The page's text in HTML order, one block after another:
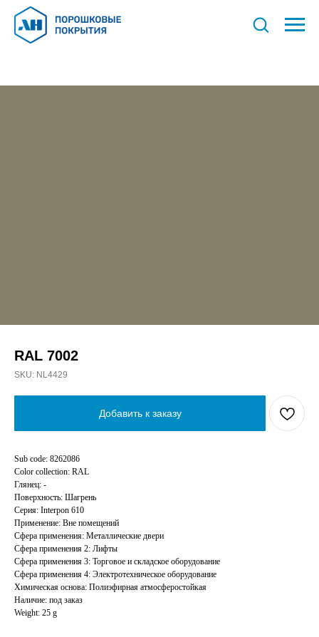
RAL 7002
SKU: NL4429
Добавить к заказу
Sub code: 8262086
Color collection: RAL
Глянец: -
Поверхность: Шагрень
Серия: Interpon 610
Применение: Вне помещений
Сфера применения: Металлические двери
Сфера применения 2: Лифты
Сфера применения 3: Торговое и складское оборудование
Сфера применения 4: Электротехническое оборудование
Химическая основа: Полиэфирная атмосферостойкая
Наличие: под заказ
Weight: 25 g